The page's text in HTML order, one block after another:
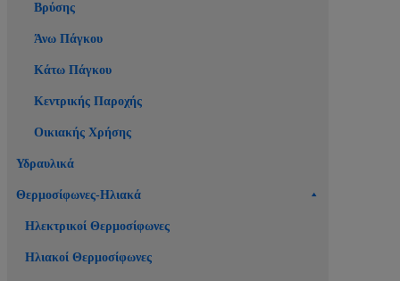
Βρύσης
Άνω Πάγκου
Κάτω Πάγκου
Κεντρικής Παροχής
Οικιακής Χρήσης
Υδραυλικά
Θερμοσίφωνες-Ηλιακά
Ηλεκτρικοί Θερμοσίφωνες
Ηλιακοί Θερμοσίφωνες